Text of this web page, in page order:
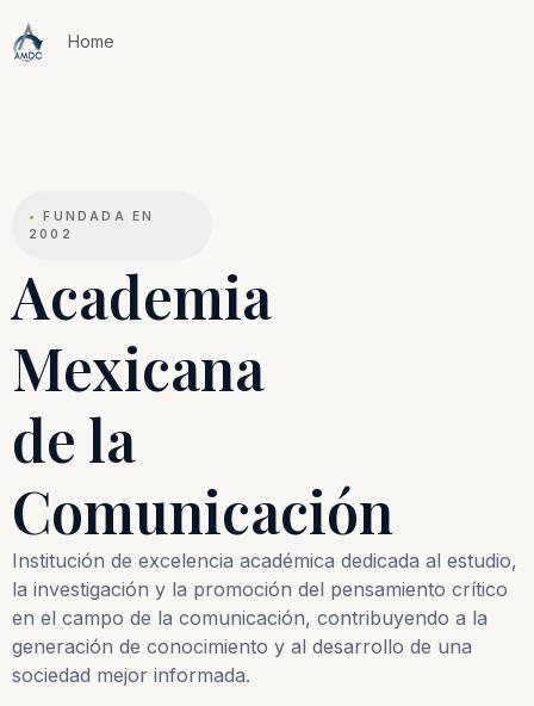
Home
•
FUNDADA EN
2002
Academia
Mexicana
de la
Comunicación
Institución de excelencia académica dedicada al estudio,
la investigación y la promoción del pensamiento crítico
en el campo de la comunicación, contribuyendo a la
generación de conocimiento y al desarrollo de una
sociedad mejor informada.